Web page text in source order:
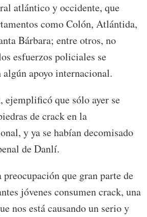
atlántico y occidente, que
como Colón, Atlántida,
Bárbara; entre otros, no
esfuerzos policiales se
apoyo internacional.
ejemplificó que sólo ayer se
de crack en la
y ya se habían decomisado
de Danlí.
preocupación que gran parte de
jóvenes consumen crack, una
nos está causando un serio y